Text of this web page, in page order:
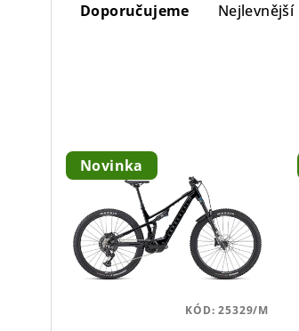
a
í
p
r
o
Doporučujeme Nejlevnější
V
ý
p
i
Novinka
KÓD:25329/M